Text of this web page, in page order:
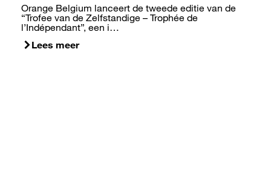
Orange Belgium lanceert de tweede editie van de
“Trofee van de Zelfstandige – Trophée de
l’Indépendant”, een i…
Lees meer